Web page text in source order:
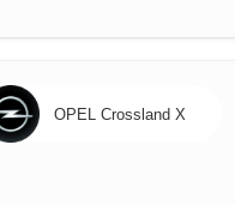
OPEL Crossland X